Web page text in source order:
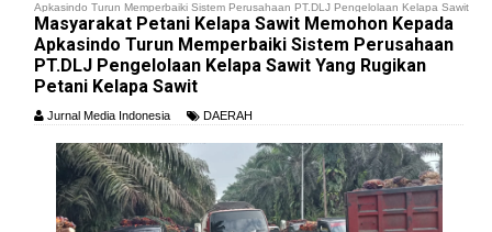
Apkasindo Turun Memperbaiki Sistem Perusahaan PT.DLJ Pengelolaan Kelapa Sawit
Yang Rugikan Petani Kelapa Sawit
Masyarakat Petani Kelapa Sawit Memohon Kepada
Apkasindo Turun Memperbaiki Sistem Perusahaan
PT.DLJ Pengelolaan Kelapa Sawit Yang Rugikan
Petani Kelapa Sawit
Jurnal Media Indonesia DAERAH